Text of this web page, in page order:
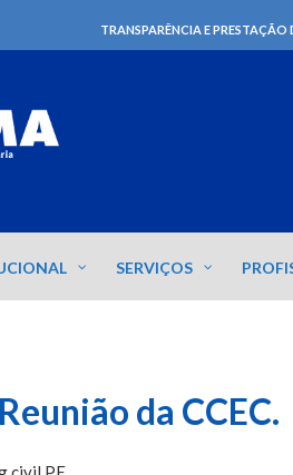
TRANSPARÊNCIA E PRESTAÇÃO
SERVIÇOS
da CCEC.